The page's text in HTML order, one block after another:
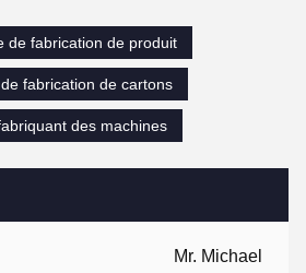
Mr. Michael
de fabrication de produit
fabrication de cartons
des machines